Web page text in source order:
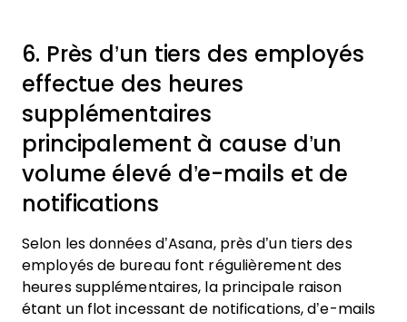
6. Près d’un tiers des employés
effectue des heures
supplémentaires
principalement à cause d’un
volume élevé d’e-mails et de
notifications
Selon les données d’Asana, près d’un tiers des
employés de bureau font régulièrement des
heures supplémentaires, la principale raison
étant un flot incessant de notifications, d’e-mails